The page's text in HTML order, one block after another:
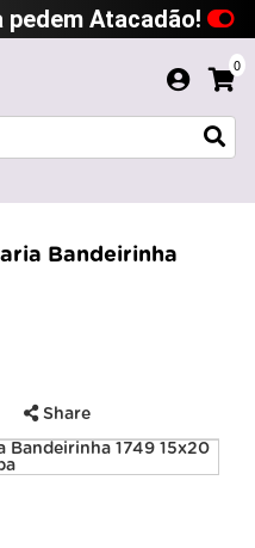
Atacadão!
0
Bandeirinha
Share